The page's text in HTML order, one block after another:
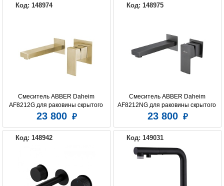
Код: 148974
Смеситель ABBER Daheim
AF8212G для раковины скрытого
монтажа, золото матовое
23 800
Код: 148975
Смеситель ABBER Daheim
AF8212NG для раковины скрытого
монтажа, никель
23 800
Код: 148942 Код: 149031